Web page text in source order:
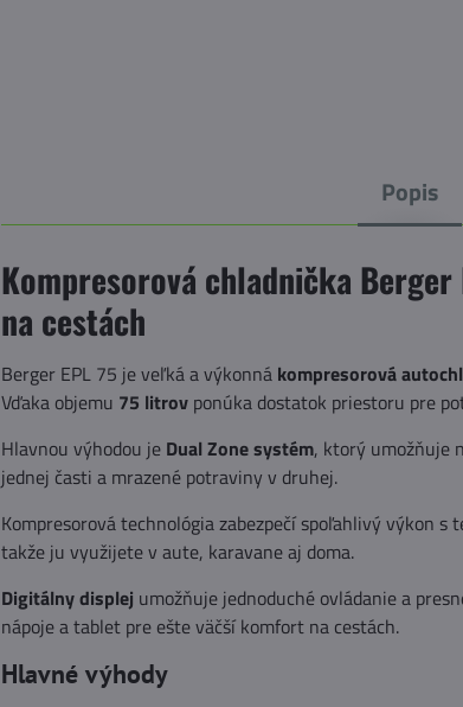
Popis
Kompresorová chladnička
na cestách
Berger EPL 75 je veľká a výkonná kompresorová
Vďaka objemu 75 litrov ponúka dostatok priestoru pre
Hlavnou výhodou je Dual Zone systém, ktorý umožňuje
jednej časti a mrazené potraviny v druhej.
Kompresorová technológia zabezpečí spoľahlivý výkon
takže ju využijete v aute, karavane aj doma.
Digitálny displej umožňuje jednoduché ovládanie a
nápoje a tablet pre ešte väčší komfort na cestách.
Hlavné výhody